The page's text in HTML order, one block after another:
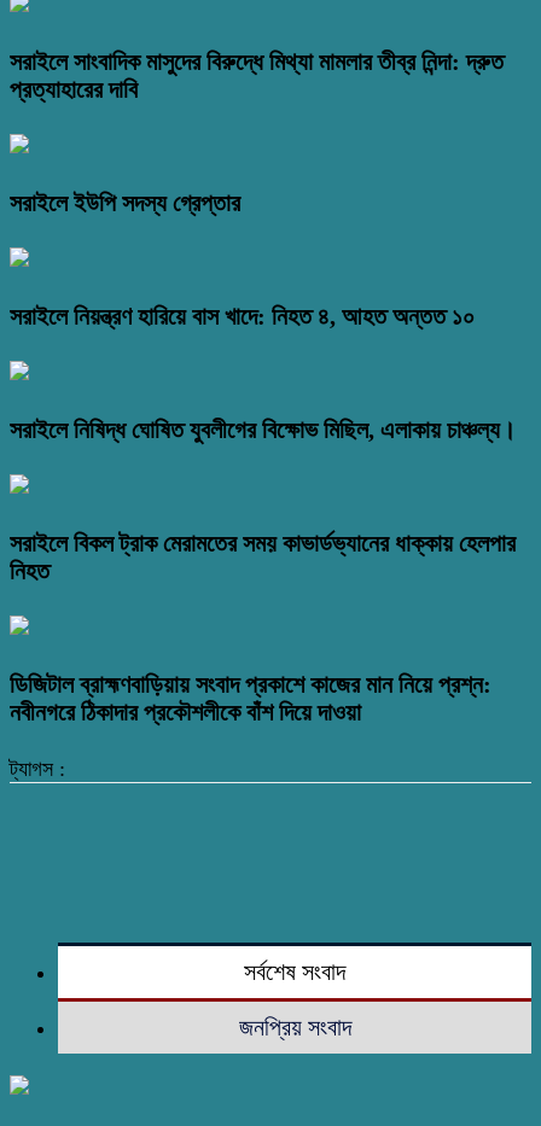
সরাইলে সাংবাদিক মাসুদের বিরুদ্ধে মিথ্যা মামলার তীব্র নিন্দা: দ্রুত
প্রত্যাহারের দাবি
সরাইলে ইউপি সদস্য গ্রেপ্তার
সরাইলে নিয়ন্ত্রণ হারিয়ে বাস খাদে: নিহত ৪, আহত অন্তত ১০
সরাইলে নিষিদ্ধ ঘোষিত যুবলীগের বিক্ষোভ মিছিল, এলাকায় চাঞ্চল্য।
সরাইলে বিকল ট্রাক মেরামতের সময় কাভার্ডভ্যানের ধাক্কায় হেলপার
নিহত
ডিজিটাল ব্রাহ্মণবাড়িয়ায় সংবাদ প্রকাশে কাজের মান নিয়ে প্রশ্ন:
নবীনগরে ঠিকাদার প্রকৌশলীকে বাঁশ দিয়ে দাওয়া
ট্যাগস :
সর্বশেষ সংবাদ
জনপ্রিয় সংবাদ